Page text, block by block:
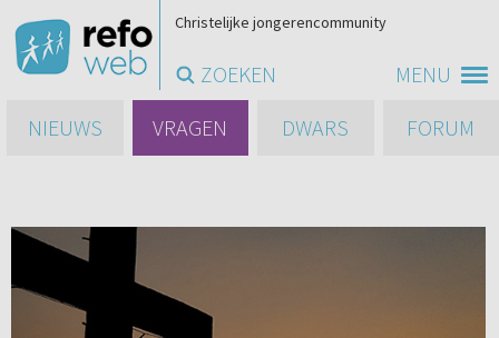
MENU
Christelijke jongerencommunity
ZOEKEN
NIEUWS
VRAGEN DWARS FORUM